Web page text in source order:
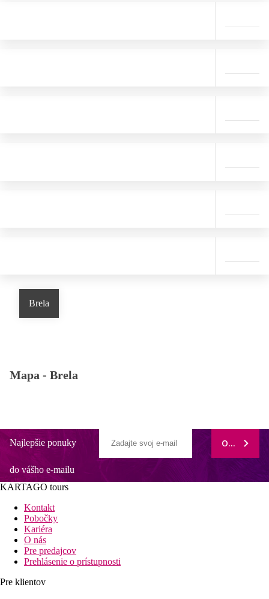
Brela
Mapa - Brela
Najlepšie ponuky
do vášho e-mailu
ODOBERAŤ
KARTAGO tours
Kontakt
Pobočky
Kariéra
O nás
Pre predajcov
Prehlásenie o prístupnosti
Pre klientov